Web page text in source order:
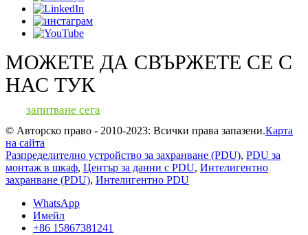
МОЖЕТЕ ДА СВЪРЖЕТЕ СЕ С
НАС ТУК
запитване сега
© Авторско право - 2010-2023: Всички права запазени.Карта
на сайта
Разпределително устройство за захранване (PDU), PDU за
монтаж в шкаф, Център за данни с PDU, Интелигентно
захранване (PDU), Интелигентно PDU
WhatsApp
Имейл
+86 15867381241